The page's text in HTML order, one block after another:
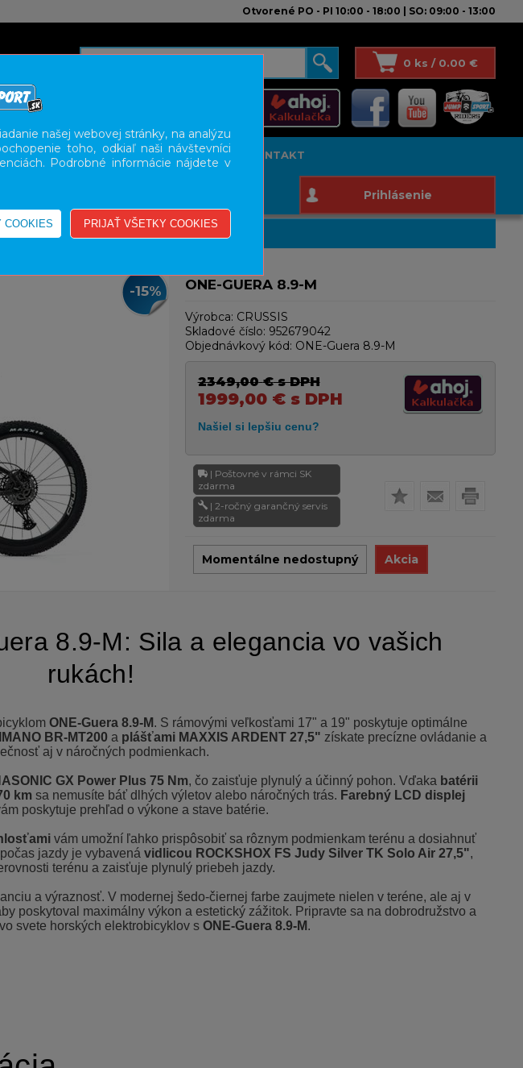
Otvorené PO - PI 10:00 - 18:00 | SO: 09:00 - 13:00
0 ks / 0.00 €
BODY GEOMETRY FIT STUDIO KONTAKT
Prihlásenie
-15% ONE-GUERA 8.9-M
Výrobca: CRUSSIS
Skladové číslo: 952679042
Objednávkový kód: ONE-Guera 8.9-M
2349,00 €s DPH
1999,00 €s DPH
| Poštovné v rámci SK
zdarma
| 2-ročný garančný servis
zdarma
Momentálne nedostupný Akcia
8.9-M: Sila a elegancia vo vašich
rukách!
ONE-Guera 8.9-M . S rámovými veľkosťami 17" a 19" poskytuje optimálne
BR-MT200 a plášťami MAXXIS ARDENT 27,5" získate precízne ovládanie a
aj v náročných podmienkach.
GX Power Plus 75 Nm, čo zaisťuje plynulý a účinný pohon. Vďaka batérii
km sa nemusíte báť dlhých výletov alebo náročných trás. Farebný LCD displej
poskytuje prehľad o výkone a stave batérie.
vám umožní ľahko prispôsobiť sa rôznym podmienkam terénu a dosiahnuť
jazdy je vybavená vidlicou ROCKSHOX FS Judy Silver TK Solo Air 27,5",
terénu a zaisťuje plynulý priebeh jazdy.
a výraznosť. V modernej šedo-čiernej farbe zaujmete nielen v teréne, ale aj v
poskytoval maximálny výkon a estetický zážitok. Pripravte sa na dobrodružstvo a
svete horských elektrobicyklov s ONE-Guera 8.9-M .
našej webovej stránky, na analýzu
toho, odkiaľ naši návštevníci
Podrobné informácie nájdete v